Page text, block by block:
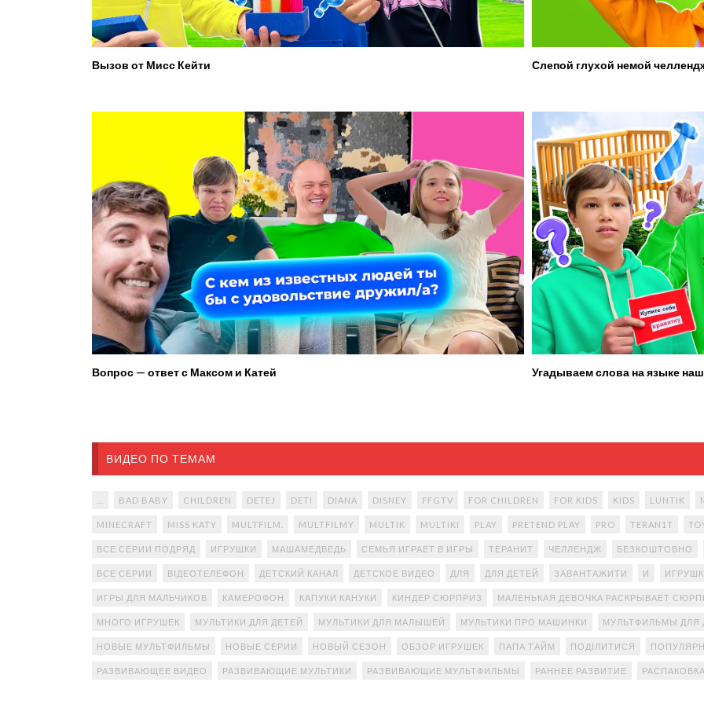
Вызов от Мисс Кейти Слепой глухой немой
Вопрос — ответ с Максом и Катей Угадываем слова на языке
ВИДЕО ПО ТЕМАМ
BAD BABY CHILDREN DETEJ DETI DIANA DISNEY FFGTV FOR CHILDREN FOR KIDS KIDS LUNTIK
MINECRAFT MISS KATY MULTFILM. MULTFILMY MULTIK MULTIKI PLAY PRETEND PLAY PRO TERAN1T
ВСЕ СЕРИИ ПОДРЯД ИГРУШКИ МАШАМЕДВЕДЬ СЕМЬЯ ИГРАЕТ В ИГРЫ ТЕРАНИТ ЧЕЛЛЕНДЖ БЕЗКОШТОВНО
ВСЕ СЕРИИ ВІДЕОТЕЛЕФОН ДЕТСКИЙ КАНАЛ ДЕТСКОЕ ВИДЕО ДЛЯ ДЛЯ ДЕТЕЙ ЗАВАНТАЖИТИ И
ИГРЫ ДЛЯ МАЛЬЧИКОВ КАМЕРОФОН КАПУКИ КАНУКИ КИНДЕР СЮРПРИЗ МАЛЕНЬКАЯ ДЕВОЧКА РАСКРЫВАЕТ
МНОГО ИГРУШЕК МУЛЬТИКИ ДЛЯ ДЕТЕЙ МУЛЬТИКИ ДЛЯ МАЛЫШЕЙ МУЛЬТИКИ ПРО МАШИНКИ МУЛЬТФИЛЬМЫ ДЛЯ
НОВЫЕ МУЛЬТФИЛЬМЫ НОВЫЕ СЕРИИ НОВЫЙ СЕЗОН ОБЗОР ИГРУШЕК ПАПА ТАЙМ ПОДІЛИТИСЯ
РАЗВИВАЮЩЕЕ ВИДЕО РАЗВИВАЮЩИЕ МУЛЬТИКИ РАЗВИВАЮЩИЕ МУЛЬТФИЛЬМЫ РАННЕЕ РАЗВИТИЕ